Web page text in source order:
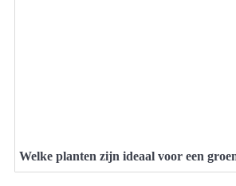
Welke planten zijn ideaal voor een